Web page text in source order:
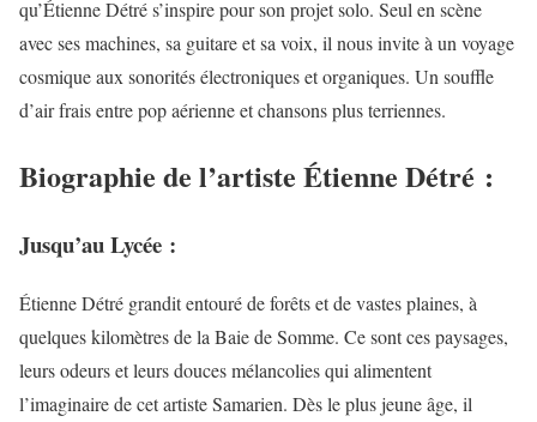
qu’Étienne Détré s’inspire pour son projet solo. Seul en scène
avec ses machines, sa guitare et sa voix, il nous invite à un voyage
cosmique aux sonorités électroniques et organiques. Un souffle
d’air frais entre pop aérienne et chansons plus terriennes.
Biographie de l’artiste Étienne Détré :
Jusqu’au Lycée :
Étienne Détré grandit entouré de forêts et de vastes plaines, à
quelques kilomètres de la Baie de Somme. Ce sont ces paysages,
leurs odeurs et leurs douces mélancolies qui alimentent
l’imaginaire de cet artiste Samarien. Dès le plus jeune âge, il